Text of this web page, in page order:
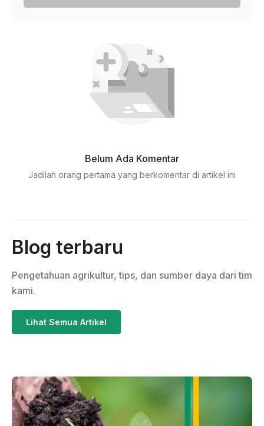
Belum Ada Komentar
Jadilah orang pertama yang berkomentar di artikel ini
Blog terbaru
Pengetahuan agrikultur, tips, dan sumber daya dari tim
kami.
Lihat Semua Artikel